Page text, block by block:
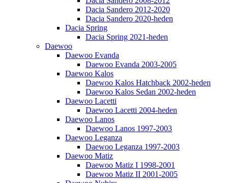
Dacia Sandero 2012-2020
Dacia Sandero 2020-heden
Dacia Spring
Dacia Spring 2021-heden
Daewoo
Daewoo Evanda
Daewoo Evanda 2003-2005
Daewoo Kalos
Daewoo Kalos Hatchback 2002-heden
Daewoo Kalos Sedan 2002-heden
Daewoo Lacetti
Daewoo Lacetti 2004-heden
Daewoo Lanos
Daewoo Lanos 1997-2003
Daewoo Leganza
Daewoo Leganza 1997-2003
Daewoo Matiz
Daewoo Matiz I 1998-2001
Daewoo Matiz II 2001-2005